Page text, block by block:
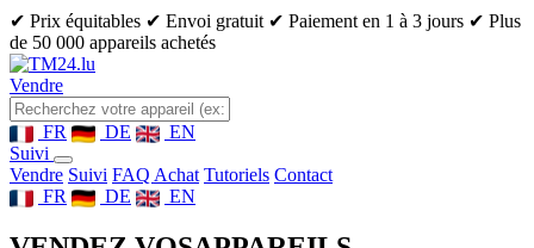
✔ Prix équitables ✔ Envoi gratuit ✔ Paiement en 1 à 3 jours ✔ Plus
de 50 000 appareils achetés
Vendre
FR DE
EN
Suivi
Vendre Suivi FAQ Achat Tutoriels Contact
FR
DE EN